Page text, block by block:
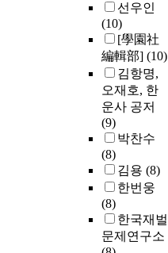
선우인
(10)
[學園社
編輯部] (10)
김항명,
오재호, 한
운사 공저
(9)
박찬수
(8)
김용 (8)
한번웅
(8)
한국재벌
문제연구소